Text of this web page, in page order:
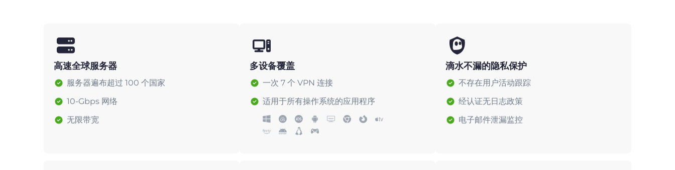
高速全球服务器
服务器遍布超过 100 个国家
10-Gbps 网络
无限带宽
多设备覆盖
一次 7 个 VPN 连接
适用于所有操作系统的应用程序
滴水不漏的隐私保护
不存在用户活动跟踪
经认证无日志政策
电子邮件泄漏监控